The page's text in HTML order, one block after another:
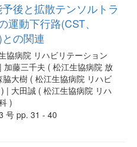
後と拡散テンソルトラ
動下行路(CST、
の関連
協病院 リハビリテーション
加藤三千夫 ( 松江生協病院 放
大樹 ( 松江生協病院 リハビ
| 大田誠 ( 松江生協病院 リハ
)
号 pp. 31 - 40